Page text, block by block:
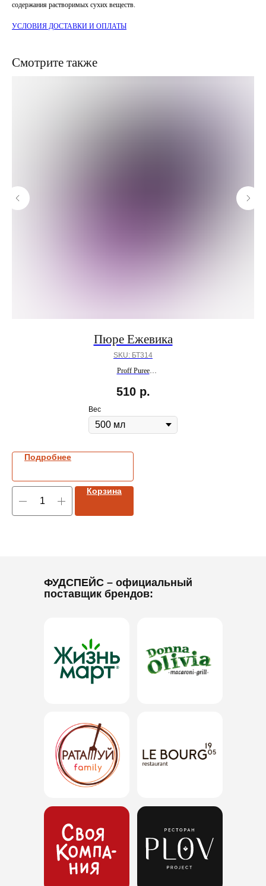
содержания растворимых сухих веществ.
УСЛОВИЯ ДОСТАВКИ И ОПЛАТЫ
Смотрите также
Пюре Ежевика
SKU: БТ314
Proff Puree
510 р.
Вес
Подробнее
Корзина
ФУДСПЕЙС – официальный
поставщик брендов: